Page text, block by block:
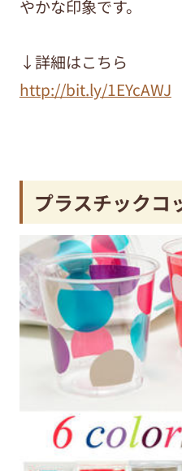
やかな印象です。
↓詳細はこちら
http://bit.ly/1EYcAWJ
プラスチックコ